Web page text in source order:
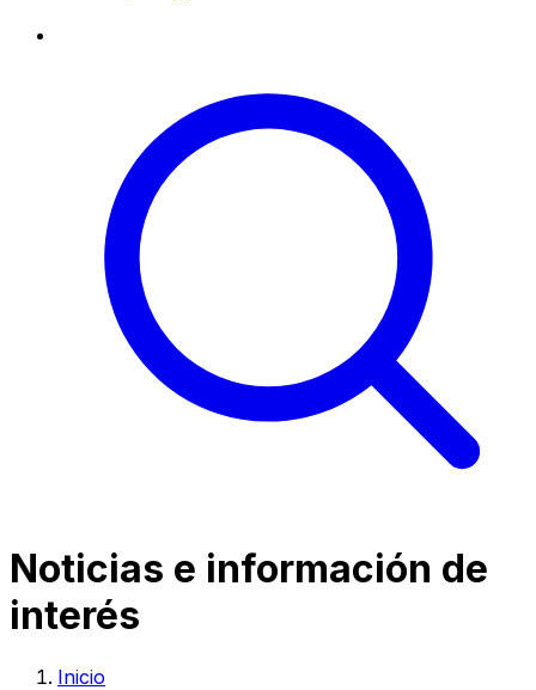
Noticias e información de
interés
Inicio